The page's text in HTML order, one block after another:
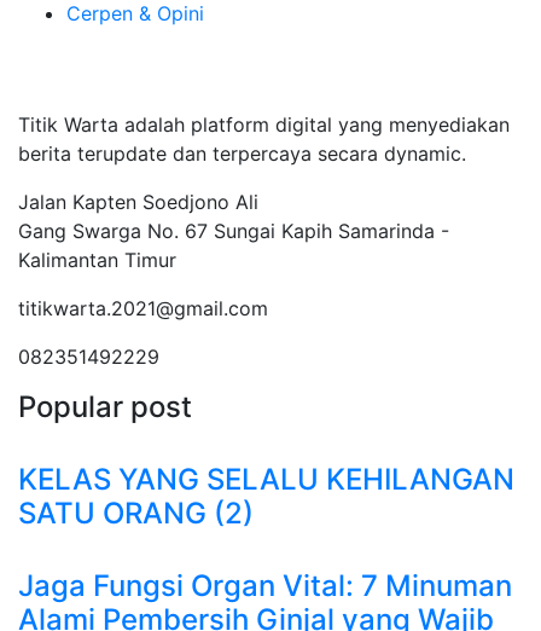
Cerpen & Opini
Titik Warta adalah platform digital yang menyediakan
berita terupdate dan terpercaya secara dynamic.
Jalan Kapten Soedjono Ali
Gang Swarga No. 67 Sungai Kapih Samarinda -
Kalimantan Timur
titikwarta.2021@gmail.com
082351492229
Popular post
KELAS YANG SELALU KEHILANGAN
SATU ORANG (2)
Jaga Fungsi Organ Vital: 7 Minuman
Alami Pembersih Ginjal yang Wajib